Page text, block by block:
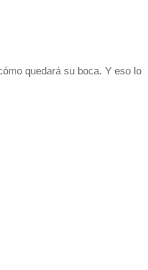
quedará su boca. Y eso lo